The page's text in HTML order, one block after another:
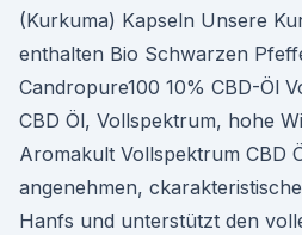
(Kurkuma) Kapseln Unsere
enthalten Bio Schwarzen
Candropure100 10% CBD-Öl
CBD Öl, Vollspektrum, hohe
Aromakult Vollspektrum CBD
angenehmen,
Hanfs und unterstützt den